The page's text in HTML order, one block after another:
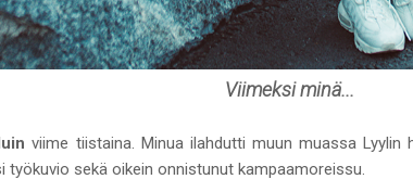
Viimeksi minä...
viime tiistaina. Minua ilahdutti muun muassa Lyylin
työkuvio sekä oikein onnistunut kampaamoreissu.